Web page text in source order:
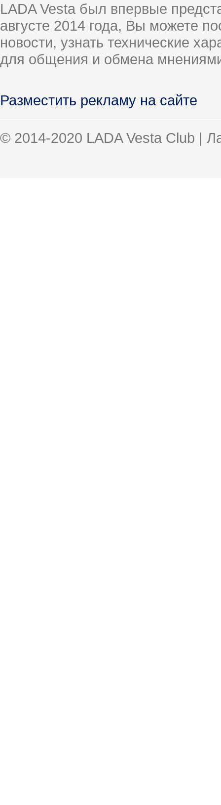
LADA Vesta был впервые
августе 2014 года, Вы можете
новости, узнать технические
для общения и обмена
Разместить рекламу на сайте
© 2014-2020 LADA Vesta Club |